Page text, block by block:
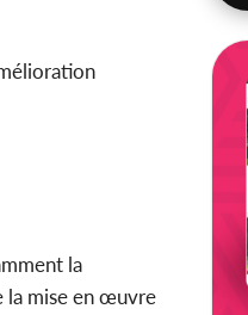
la
la mise en œuvre